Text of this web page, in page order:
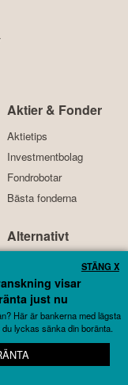
Aktier & Fonder
Aktietips
Investmentbolag
Fondrobotar
Bästa fonderna
Alternativt
Bitcoin
Ethereum
Investera i guld
visar
just nu
Här är bankerna med lägsta
lyckas sänka din boränta.
STÄNG X